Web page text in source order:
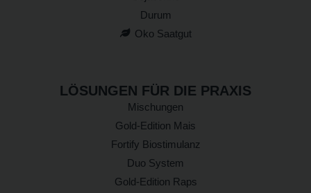
Durum
Oko Saatgut
LÖSUNGEN FÜR DIE PRAXIS
Mischungen
Gold-Edition Mais
Fortify Biostimulanz
Duo System
Gold-Edition Raps